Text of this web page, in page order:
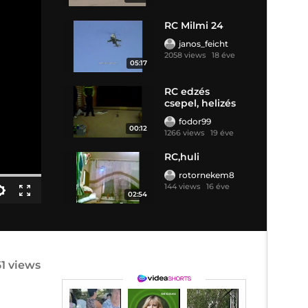
05:17
RC Milmi 24
janos_feicht
2058 views 18 éve
00:12
RC edzés
csepel, helizés
fodor99
1266 views 19 éve
02:54
RC,huli
rotornekem8
144 views 16 éve
views